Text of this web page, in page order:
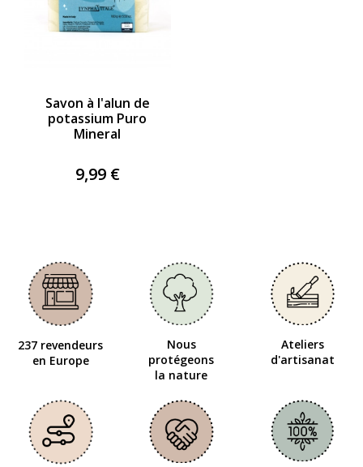
Savon à l'alun de
potassium Puro
Mineral
9,99 €
237 revendeurs
en Europe
Nous
protégeons
la nature
Ateliers
d'artisanat